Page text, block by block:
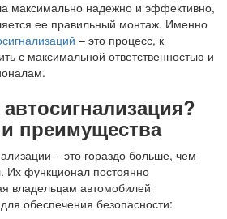
максимально надежно и эффективно,
ее правильный монтаж. Именно
– это процесс, к
с максимальной ответственностью и
преимущества
– это гораздо больше, чем
Их функционал постоянно
владельцам автомобилей
обеспечения безопасности: